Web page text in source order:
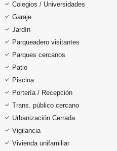
Colegios / Universidades
Garaje
Jardín
Parqueadero visitantes
Parques cercanos
Patio
Piscina
Portería / Recepción
Trans. público cercano
Urbanización Cerrada
Vigilancia
Vivienda unifamiliar